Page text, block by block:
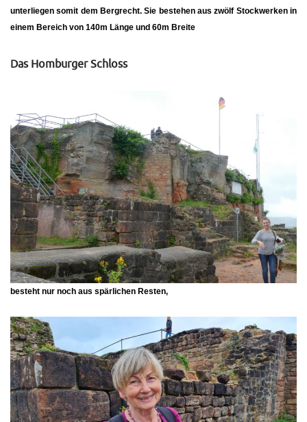
unterliegen somit dem Bergrecht. Sie bestehen auszwölf Stockwerkenin
einem Bereich von 140m Länge und 60m Breite
Das Homburger Schloss
besteht nur noch aus spärlichen Resten,